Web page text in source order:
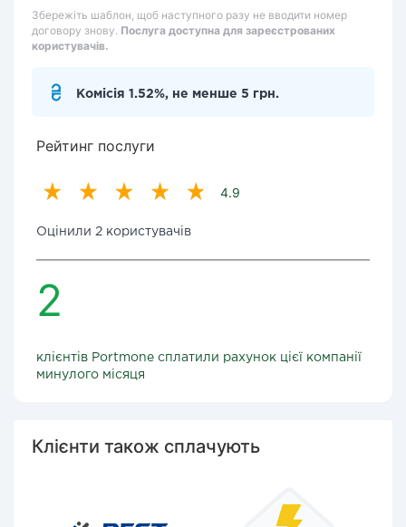
Збережіть шаблон, щоб наступного разу не вводити номер
договору знову. Послуга доступна для зареєстрованих
користувачів.
Комісія 1.52%, не менше 5 грн.
Рейтинг послуги
4.9
Оцінили 2 користувачів
2
клієнтів Portmone сплатили рахунок цієї компанії
минулого місяця
Клієнти також сплачують